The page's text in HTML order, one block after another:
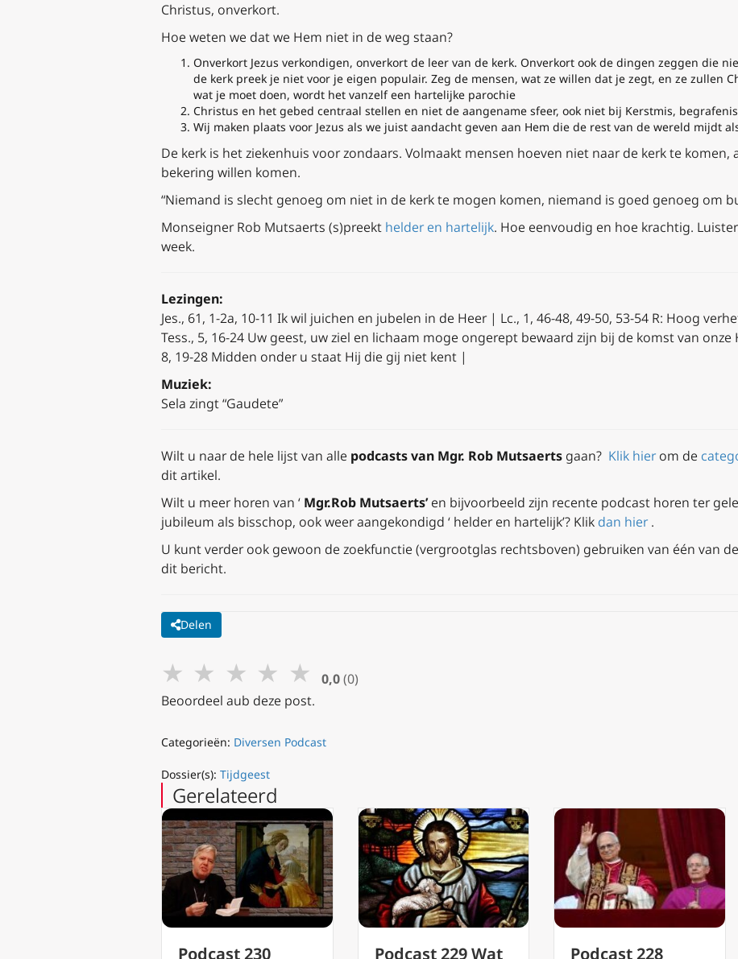
Christus, onverkort.
Hoe weten we dat we Hem niet in de weg staan?
Onverkort Jezus verkondigen, onverkort de leer van de kerk. Onverkort ook de dingen zeggen die
de kerk preek je niet voor je eigen populair. Zeg de mensen, wat ze willen dat je zegt, en ze zullen
wat je moet doen, wordt het vanzelf een hartelijke parochie
Christus en het gebed centraal stellen en niet de aangename sfeer, ook niet bij Kerstmis,
Wij maken plaats voor Jezus als we juist aandacht geven aan Hem die de rest van de wereld mijdt
De kerk is het ziekenhuis voor zondaars. Volmaakt mensen hoeven niet naar de kerk te
bekering willen komen.
“Niemand is slecht genoeg om niet in de kerk te mogen komen, niemand is goed genoeg om
Monseigner Rob Mutsaerts (s)preekt helder en hartelijk. Hoe eenvoudig en hoe krachtig.
week.
Lezingen:
Jes., 61, 1-2a, 10-11 Ik wil juichen en jubelen in de Heer | Lc., 1, 46-48, 49-50, 53-54 R: Hoog
Tess., 5, 16-24 Uw geest, uw ziel en lichaam moge ongerept bewaard zijn bij de komstvan onze
8, 19-28 Midden onder u staat Hij die gij niet kent |
Muziek:
Sela zingt “Gaudete”
Wilt u naar de hele lijst van alle podcasts van Mgr. Rob Mutsaerts gaan? Klik hier om de
dit artikel.
Wilt u meer horen van ‘ Mgr.Rob Mutsaerts’ en bijvoorbeeld zijn recente podcast horen ter
jubileum als bisschop, ook weer aangekondigd ‘ helder en hartelijk’? Klik dan hier .
U kunt verder ook gewoon de zoekfunctie (vergrootglas rechtsboven) gebruiken van één van
dit bericht.
Delen
★ ★ ★ ★ ★ 0,0 (0)
Beoordeel aub deze post.
Categorieën: Diversen Podcast
Dossier(s): Tijdgeest
Gerelateerd
Podcast 229 Wat
Podcast 228
Podcast 227 Jezus